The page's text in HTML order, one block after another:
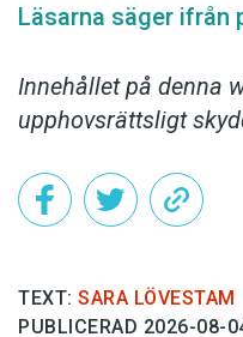
Läsarna säger ifrån
Innehållet på denna
upphovsrättsligt
TEXT: SARA LÖVESTAM
PUBLICERAD 2026-08-